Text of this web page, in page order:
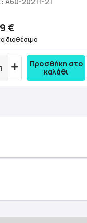
€
διαθέσιμο
Προσθήκη στο
καλάθι